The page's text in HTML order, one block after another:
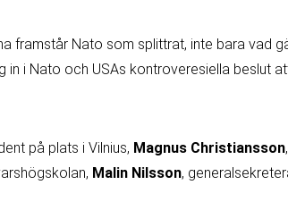
framstår Nato som splittrat, inte bara vad
in i Nato och USAs kontroveresiella beslut
på plats i Vilnius, Magnus Christiansson,
Malin Nilsson,